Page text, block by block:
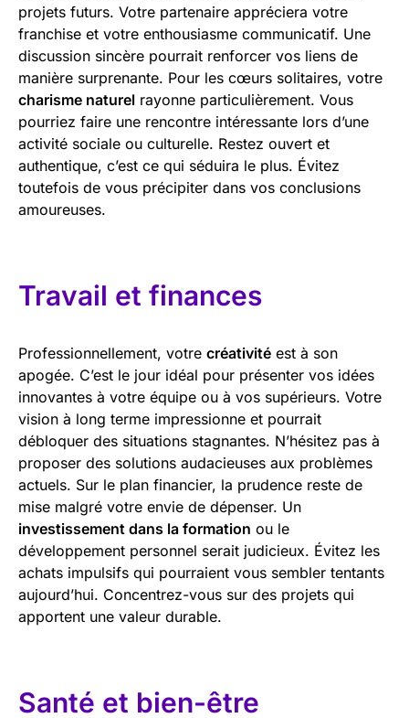
projets futurs. Votre partenaire appréciera votre
franchise et votre enthousiasme communicatif. Une
discussion sincère pourrait renforcer vos liens de
manière surprenante. Pour les cœurs solitaires, votre
charisme naturel rayonne particulièrement. Vous
pourriez faire une rencontre intéressante lors d’une
activité sociale ou culturelle. Restez ouvert et
authentique, c’est ce qui séduira le plus. Évitez
toutefois de vous précipiter dans vos conclusions
amoureuses.
Travail et finances
Professionnellement, votre créativité est à son
apogée. C’est le jour idéal pour présenter vos idées
innovantes à votre équipe ou à vos supérieurs. Votre
vision à long terme impressionne et pourrait
débloquer des situations stagnantes. N’hésitez pas à
proposer des solutions audacieuses aux problèmes
actuels. Sur le plan financier, la prudence reste de
mise malgré votre envie de dépenser. Un
investissement dans la formation ou le
développement personnel serait judicieux. Évitez les
achats impulsifs qui pourraient vous sembler tentants
aujourd’hui. Concentrez-vous sur des projets qui
apportent une valeur durable.
Santé et bien-être